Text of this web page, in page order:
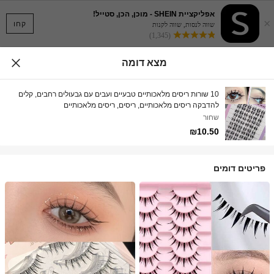
קחו ×
אפליקציית SHEIN - מוכן, הכן, סטייל!
שווה לנסות, שווה לקנות
(1,345)
מצא דומה
10 שורות ריסים מלאכותיים טבעיים ועבים עם גבעולים רחבים, קלים
להדבקה ריסים מלאכותיים, ריסים, ריסים מלאכותיים
שחור
₪10.50
פריטים דומים